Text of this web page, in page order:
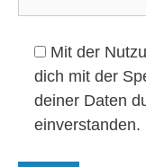
Mit der
dich mit der
deiner Daten
einverstanden.